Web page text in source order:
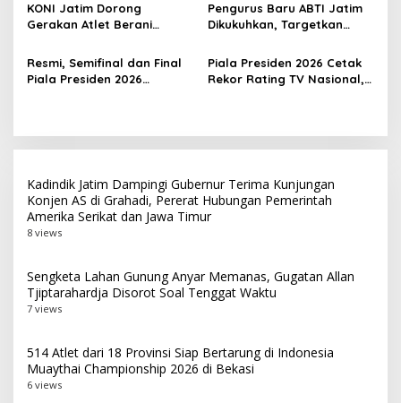
Match
KONI Jatim Dorong
Gerakan Atlet Berani
Tekanan Mental Atlet Laki-
Laki
Pengurus Baru ABTI Jatim
Dikukuhkan, Targetkan
Barometer Bola Tangan
Indonesia
Resmi, Semifinal dan Final
Piala Presiden 2026
Piala Presiden 2026 Cetak
Rekor Rating TV Nasional,
Kadindik Jatim Dampingi Gubernur Terima Kunjungan
Konjen AS di Grahadi, Pererat Hubungan Pemerintah
Amerika Serikat dan Jawa Timur
8 views
Sengketa Lahan Gunung Anyar Memanas, Gugatan Allan
Tjiptarahardja Disorot Soal Tenggat Waktu
7 views
514 Atlet dari 18 Provinsi Siap Bertarung di Indonesia
Muaythai Championship 2026 di Bekasi
6 views